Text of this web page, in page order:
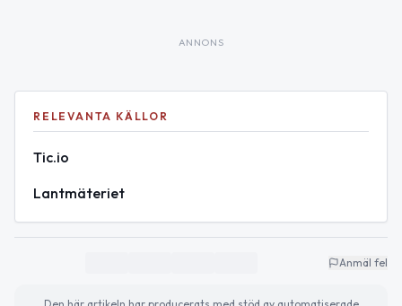
ANNONS
RELEVANTA KÄLLOR
Tic.io
Lantmäteriet
Anmäl fel
Den här artikeln har producerats med stöd av automatiserade